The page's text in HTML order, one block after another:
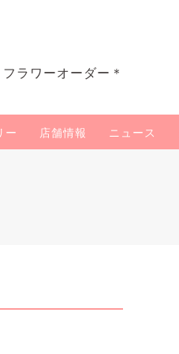
ラワーオーダー＊
ー 店舗情報 ニュース